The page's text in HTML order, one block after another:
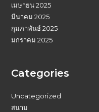
เมษายน 2025
มีนาคม 2025
กุมภาพันธ์ 2025
มกราคม 2025
Categories
Uncategorized
สนาม